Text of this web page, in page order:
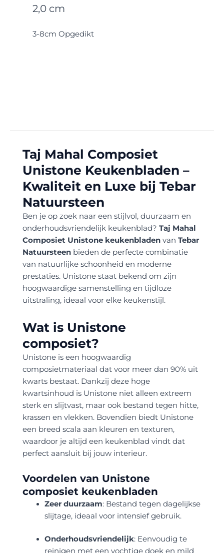
2,0 cm
3-8cm Opgedikt
Taj Mahal Composiet
Unistone Keukenbladen –
Kwaliteit en Luxe bij Tebar
Natuursteen
Ben je op zoek naar een stijlvol, duurzaam en
onderhoudsvriendelijk keukenblad? Taj Mahal
Composiet Unistone keukenbladen van Tebar
Natuursteen bieden de perfecte combinatie
van natuurlijke schoonheid en moderne
prestaties. Unistone staat bekend om zijn
hoogwaardige samenstelling en tijdloze
uitstraling, ideaal voor elke keukenstijl.
Wat is Unistone
composiet?
Unistone is een hoogwaardig
composietmateriaal dat voor meer dan 90% uit
kwarts bestaat. Dankzij deze hoge
kwartsinhoud is Unistone niet alleen extreem
sterk en slijtvast, maar ook bestand tegen hitte,
krassen en vlekken. Bovendien biedt Unistone
een breed scala aan kleuren en texturen,
waardoor je altijd een keukenblad vindt dat
perfect aansluit bij jouw interieur.
Voordelen van Unistone
composiet keukenbladen
Zeer duurzaam: Bestand tegen dagelijkse
slijtage, ideaal voor intensief gebruik.
Onderhoudsvriendelijk: Eenvoudig te
reinigen met een vochtige doek en mild